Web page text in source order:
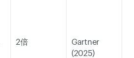
2倍
Gartner
(2025)